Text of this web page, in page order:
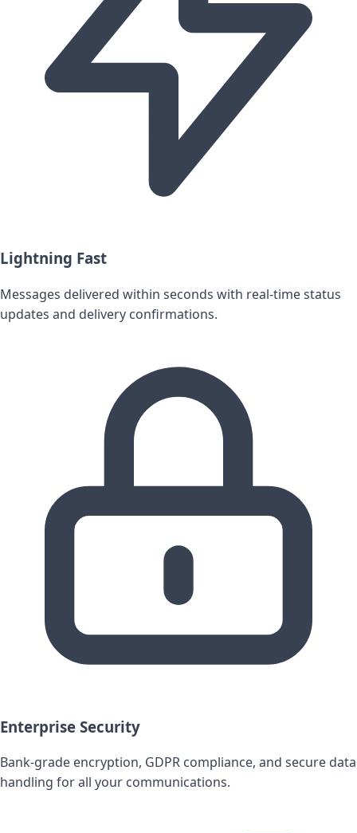
Lightning Fast
Messages delivered within seconds with real-time status
updates and delivery confirmations.
Enterprise Security
Bank-grade encryption, GDPR compliance, and secure data
handling for all your communications.